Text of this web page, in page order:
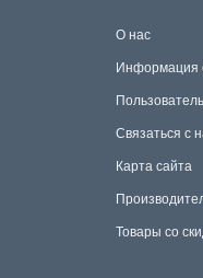
О нас
Информация
Связаться с
Карта сайта
Товары со